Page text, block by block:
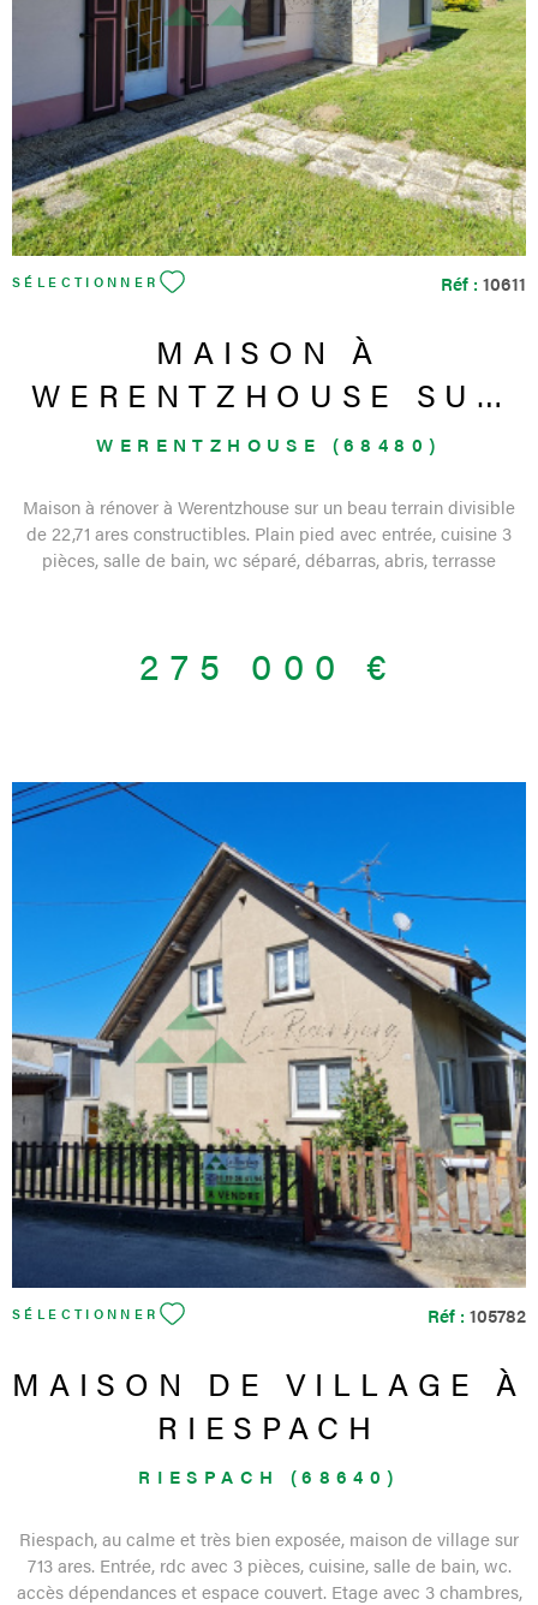
VOIR LE BIEN
SÉLECTIONNER Réf : 10611
MAISON À
WERENTZHOUSE SUR
22 ARES
WERENTZHOUSE (68480)
Maison à rénover à Werentzhouse sur un beau terrain divisible
de 22,71 ares constructibles. Plain pied avec entrée, cuisine 3
pièces, salle de bain, wc séparé, débarras, abris, terrasse
naturels : zone sismique moyenne 4. Contact 03 89 08 41 96
275 000 €
VOIR LE BIEN
SÉLECTIONNER Réf : 105782
MAISON DE VILLAGE À
RIESPACH
RIESPACH (68640)
Riespach, au calme et très bien exposée, maison de village sur
713 ares. Entrée, rdc avec 3 pièces, cuisine, salle de bain, wc.
accès dépendances et espace couvert. Etage avec 3 chambres,